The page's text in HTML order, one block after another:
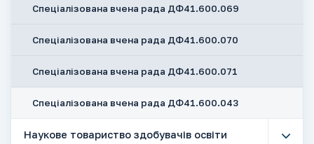
Спеціалізована вчена рада ДФ41.600.069
Спеціалізована вчена рада ДФ41.600.070
Спеціалізована вчена рада ДФ41.600.071
Спеціалізована вчена рада ДФ41.600.043
Наукове товариство здобувачів освіти